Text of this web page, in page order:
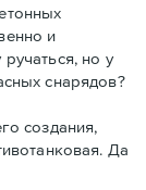
и
но у
снарядов?
создания,
Да